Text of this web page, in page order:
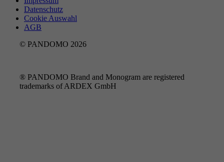
Datenschutz
Cookie Auswahl
AGB
© PANDOMO 2026
® PANDOMO Brand and Monogram are registered
trademarks of ARDEX GmbH